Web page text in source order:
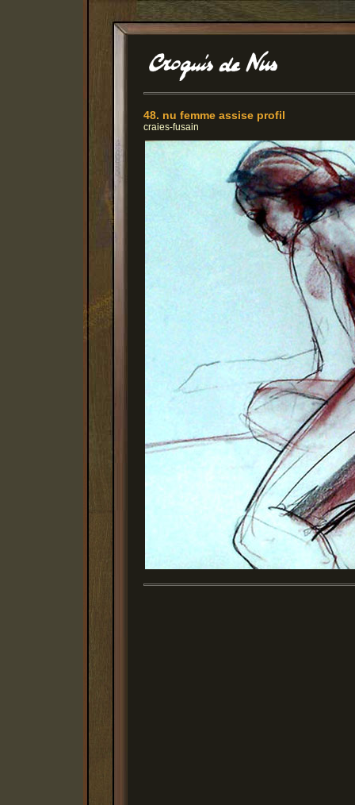
48. nu femme assise profil
craies-fusain